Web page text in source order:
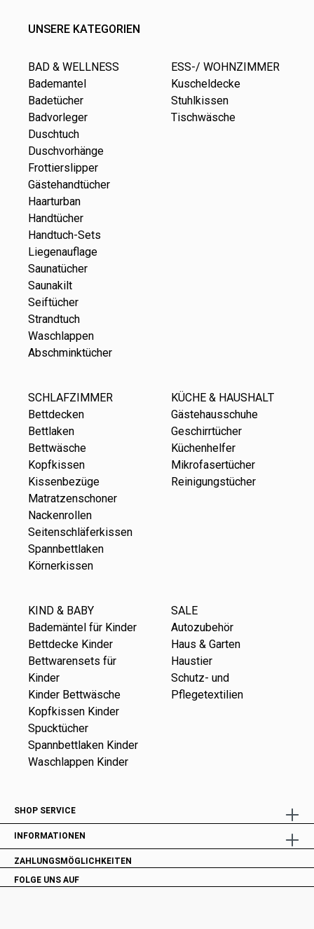
UNSERE KATEGORIEN
BAD & WELLNESS
Bademantel
Badetücher
Badvorleger
Duschtuch
Duschvorhänge
Frottierslipper
Gästehandtücher
Haarturban
Handtücher
Handtuch-Sets
Liegenauflage
Saunatücher
Saunakilt
Seiftücher
Strandtuch
Waschlappen
Abschminktücher
ESS-/ WOHNZIMMER
Kuscheldecke
Stuhlkissen
Tischwäsche
SCHLAFZIMMER
Bettdecken
Bettlaken
Bettwäsche
Kopfkissen
Kissenbezüge
Matratzenschoner
Nackenrollen
Seitenschläferkissen
Spannbettlaken
Körnerkissen
KÜCHE & HAUSHALT
Gästehausschuhe
Geschirrtücher
Küchenhelfer
Mikrofasertücher
Reinigungstücher
KIND & BABY
Bademäntel für Kinder
Bettdecke Kinder
Bettwarensets für
Kinder
Kinder Bettwäsche
Kopfkissen Kinder
Spucktücher
Spannbettlaken Kinder
Waschlappen Kinder
SALE
Autozubehör
Haus & Garten
Haustier
Schutz- und
Pflegetextilien
SHOP SERVICE
INFORMATIONEN
ZAHLUNGSMÖGLICHKEITEN
FOLGE UNS AUF